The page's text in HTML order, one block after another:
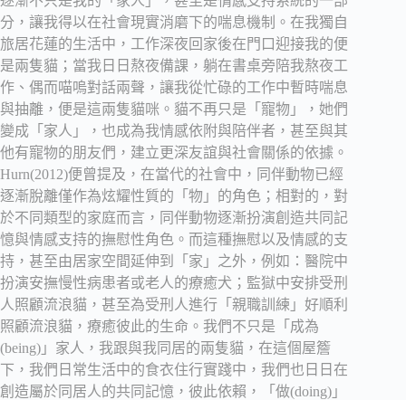
分，讓我得以在社會現實消磨下的喘息機制。在我獨自
旅居花蓮的生活中，工作深夜回家後在門口迎接我的便
是兩隻貓；當我日日熬夜備課，躺在書桌旁陪我熬夜工
作、偶而喵嗚對話兩聲，讓我從忙碌的工作中暫時喘息
與抽離，便是這兩隻貓咪。貓不再只是「寵物」，她們
變成「家人」，也成為我情感依附與陪伴者，甚至與其
他有寵物的朋友們，建立更深友誼與社會關係的依據。
Hurn(2012)便曾提及，在當代的社會中，同伴動物已經
逐漸脫離僅作為炫耀性質的「物」的角色；相對的，對
於不同類型的家庭而言，同伴動物逐漸扮演創造共同記
憶與情感支持的撫慰性角色。而這種撫慰以及情感的支
持，甚至由居家空間延伸到「家」之外，例如：醫院中
扮演安撫慢性病患者或老人的療癒犬；監獄中安排受刑
人照顧流浪貓，甚至為受刑人進行「親職訓練」好順利
照顧流浪貓，療癒彼此的生命。我們不只是「成為
(being)」家人，我跟與我同居的兩隻貓，在這個屋簷
下，我們日常生活中的食衣住行實踐中，我們也日日在
創造屬於同居人的共同記憶，彼此依賴，「做(doing)」